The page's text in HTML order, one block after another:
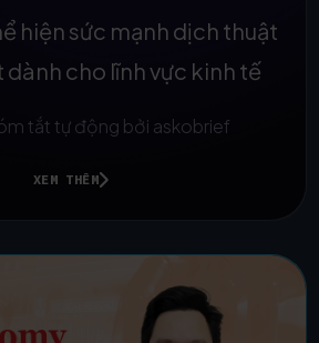
hiện sức mạnh dịch thuật
cho lĩnh vực kinh tế
tắt tự động bởi askobrief
XEM THÊM